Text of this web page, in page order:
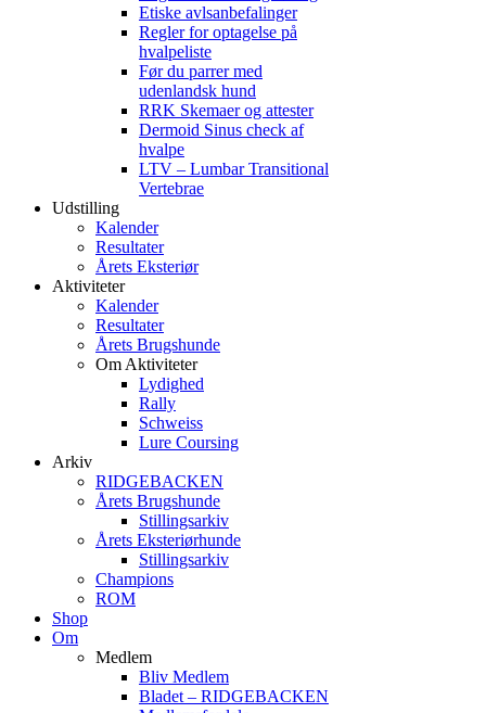
Etiske avlsanbefalinger
Regler for optagelse på
hvalpeliste
Før du parrer med
udenlandsk hund
RRK Skemaer og attester
Dermoid Sinus check af
hvalpe
LTV – Lumbar Transitional
Vertebrae
Udstilling
Kalender
Resultater
Årets Eksteriør
Aktiviteter
Kalender
Resultater
Årets Brugshunde
Om Aktiviteter
Lydighed
Rally
Schweiss
Lure Coursing
Arkiv
RIDGEBACKEN
Årets Brugshunde
Stillingsarkiv
Årets Eksteriørhunde
Stillingsarkiv
Champions
ROM
Shop
Om
Medlem
Bliv Medlem
Bladet – RIDGEBACKEN